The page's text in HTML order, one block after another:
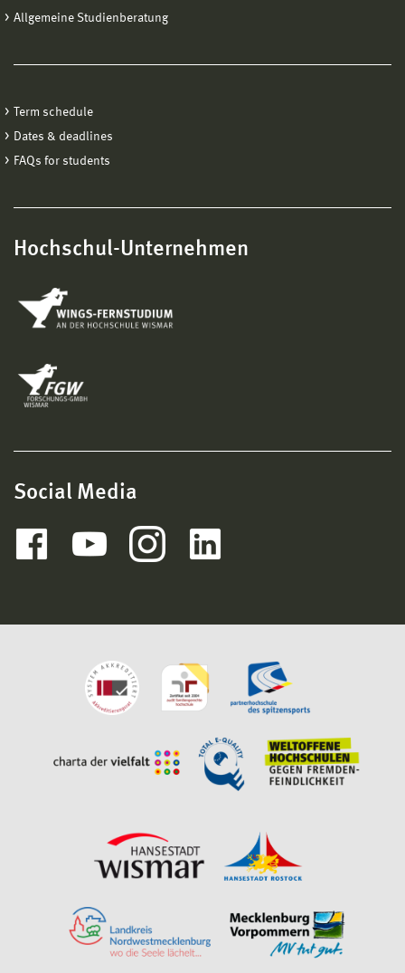
Allgemeine Studienberatung
Term schedule
Dates & deadlines
FAQs for students
Hochschul-Unternehmen
Social Media